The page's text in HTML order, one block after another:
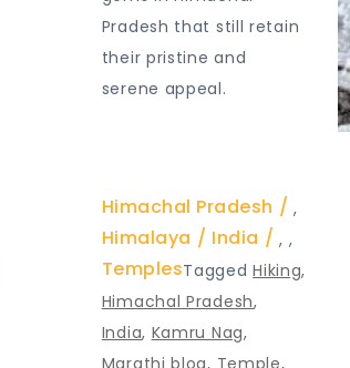
Pradesh that still retain
their pristine and
serene appeal.
Himachal Pradesh ,
Himalaya ,
India ,
TemplesTaggedHiking,
Himachal Pradesh,
India, Kamru Nag,
Marathi blog, Temple,